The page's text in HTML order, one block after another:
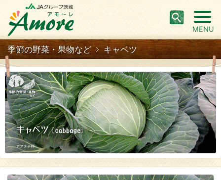
MENU
季節の野菜・果物など キャベツ